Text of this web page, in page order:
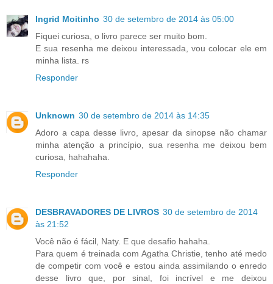
Ingrid Moitinho 30 de setembro de 2014 às 05:00
Fiquei curiosa, o livro parece ser muito bom.
E sua resenha me deixou interessada, vou colocar ele em
minha lista. rs
Responder
Unknown 30 de setembro de 2014 às 14:35
Adoro a capa desse livro, apesar da sinopse não chamar
minha atenção a princípio, sua resenha me deixou bem
curiosa, hahahaha.
Responder
DESBRAVADORES DE LIVROS 30 de setembro de 2014
às 21:52
Você não é fácil, Naty. E que desafio hahaha.
Para quem é treinada com Agatha Christie, tenho até medo
de competir com você e estou ainda assimilando o enredo
desse livro que, por sinal, foi incrível e me deixou